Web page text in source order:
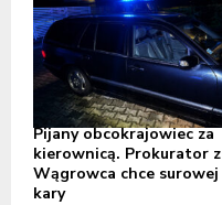
Pijany obcokrajowiec za
kierownicą. Prokurator z
Wągrowca chce surowej
kary